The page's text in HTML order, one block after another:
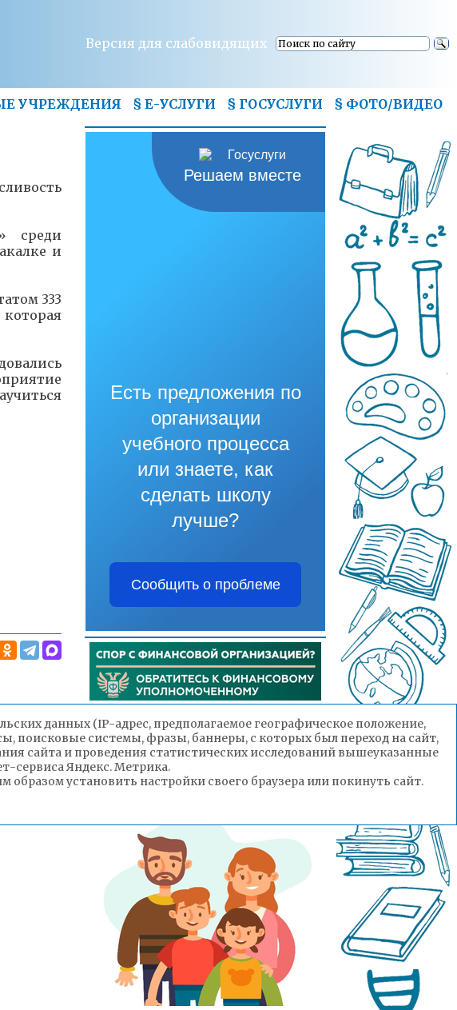
Версия для слабовидящих
УЧРЕЖДЕНИЯ § Е-УСЛУГИ § ГОСУСЛУГИ § ФОТО/ВИДЕО
среди
и
333
Решаем вместе
Есть предложения по
организации
учебного процесса
или знаете, как
сделать школу
лучше?
Сообщить о проблеме
данных (IP-адрес, предполагаемое географическое положение,
поисковые системы, фразы, баннеры, с которых был переход на сайт,
сайта и проведения статистических исследований вышеуказанные
сервиса Яндекс. Метрика.
установить настройки своего браузера или покинуть сайт.